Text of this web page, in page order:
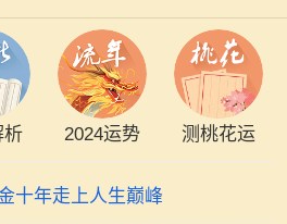
析 2024运势 测桃花运
十年走上人生巅峰